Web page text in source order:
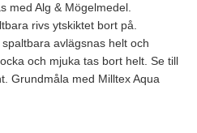
med Alg & Mögelmedel.
rivs ytskiktet bort på.
avlägsnas helt och
och mjuka tas bort helt. Se till
Grundmåla med Milltex Aqua